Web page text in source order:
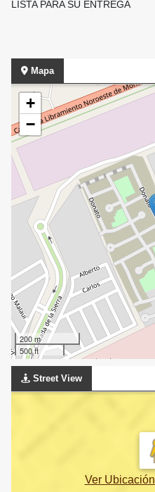
LISTA PARA SU ENTREGA
Mapa
+
−
200 m
500 ft
Street View
Ver Ubicación